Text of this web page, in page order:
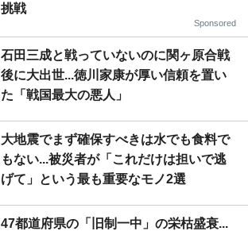
挑戦
Sponsored
石田三成と戦っていないのに関ヶ原合戦
後に大出世...徳川家康が厚い信頼を置い
た「戦国最大の悪人」
大地震でまず確保すべきは水でも食料で
もない...被災者が「これだけは担いで逃
げて」という最も重要なモノ2選
47都道府県の「旧制一中」の栄枯盛衰...